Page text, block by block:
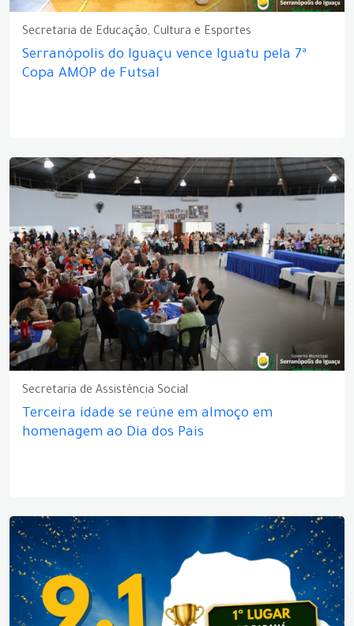
Secretaria de Educação, Cultura e Esportes
Serranópolis do Iguaçu vence Iguatu pela 7ª
Copa AMOP de Futsal
Secretaria de Assistência Social
Terceira idade se reúne em almoço em
homenagem ao Dia dos Pais